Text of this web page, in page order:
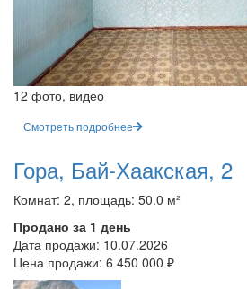
12 фото, видео
Смотреть подробнее
Гора, Бай-Хаакская, 2
Комнат: 2, площадь: 50.0 м²
Продано за 1 день
Дата продажи: 10.07.2026
Цена продажи: 6 450 000 ₽